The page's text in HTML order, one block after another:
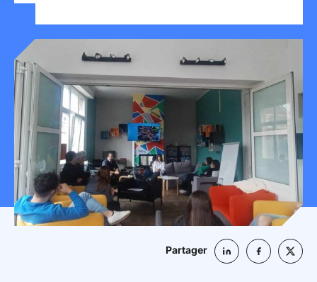
Mon espace donateur
Partager